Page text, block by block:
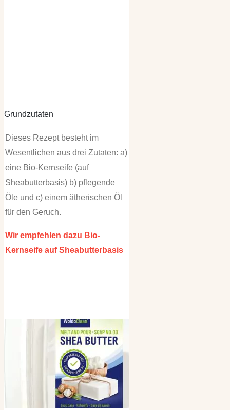
Grundzutaten
Dieses Rezept besteht im
Wesentlichen aus drei Zutaten: a)
eine Bio-Kernseife (auf
Sheabutterbasis) b) pflegende
Öle und c) einem ätherischen Öl
für den Geruch.
Wir empfehlen dazu Bio-
Kernseife auf Sheabutterbasis